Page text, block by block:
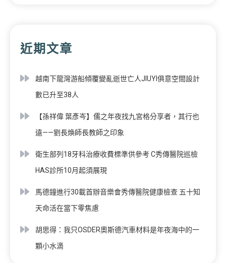
近期文章
越南下龍灣游船傾覆變亂逝世亡人JIUYI俱意空間設計
數已升至38人
【孫祥偉 葉彥岑】儒之年夜找九宮格分享者，其行也
遠——劉長煥師長教師之印象
衛生部列18牙科治療收費標準供參考 C秀傳醫院巡檢
HAS診所10月起須展現
馬德鐘進行30載首辦音樂會秀傳醫院健康檢查 五十知
天命活在當下零焦慮
胡思得：我只OSDER奧斯德汽車材料是年夜海中的一
顆小水滴